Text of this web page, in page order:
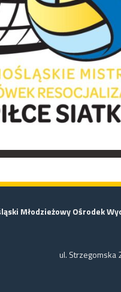
Młodzieżowy Ośrodek
ul. Strzegomska